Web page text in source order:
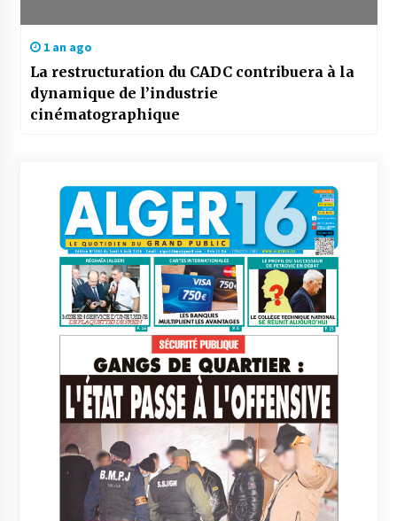
1 an ago
La restructuration du CADC contribuera à la
dynamique de l’industrie
cinématographique